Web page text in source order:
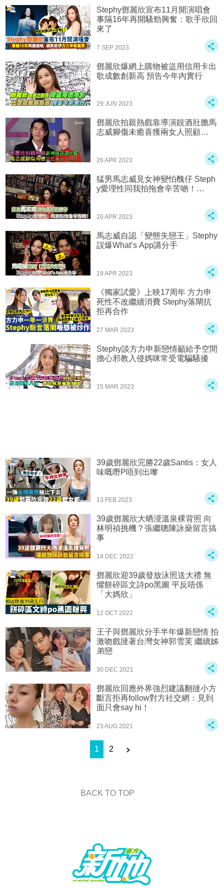
Stephy鄧麗欣宣布11月開演唱會
事隔16年再開騷勁興奮：歌手欣回
來了
7 SEP 2023
鄧麗欣爆網上購物被盜用信用卡出
歌成數創新高 預告今年內實行
29 JUN 2023
鄧麗欣拍親熱戲‍️‍‍靠導演靚酒壯膽馬
志威腳傷未癒喜獲兩女人照顧…
26 APR 2023
猛男馬志威見女神變怕醜仔 Steph
y愛理性‍️‍‍同我拍拖會辛苦啲！…
20 APR 2023
馬志威自認「變態失戀王」Stephy
誤爆What’s App講分手
19 APR 2023
《獨家試愛》上映17周年 方力申
死性不改繼續消費 Stephy落閘抗
拒再合作
27 MAR 2023
Stephy談方力申新戀情籲給予空間
擔心邪教入侵媽咪常受電騙騷擾️
15 MAR 2023
39歲鄧麗欣完勝22歲Santis：女人
味嘅嘢P唔到出嚟
13 FEB 2023
39歲鄧麗欣大晒浸溫泉裸背照 向
林明禎挑機？張繼聰陳詠燊留言搞
事
14 DEC 2022
鄧麗欣迎39歲發放泳照送大禮 無
懼餅碎區文詩po黑圖 平反唔係
「大媽欣」
12 OCT 2022
王子與鄧麗欣分手半年爆新戀情 拍
激吻戲撻著台灣女神郭雪芙 繼續姊
弟戀
30 DEC 2021
鄧麗欣回應外界強烈建議翻撻小方
斷言拒再follow對方社交網：見到
面只會say hi！
23 AUG 2021
1 2
BACK TO TOP